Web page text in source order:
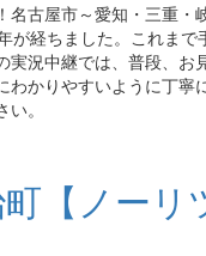
名古屋市～愛知・三重
が経ちました。これま
実況中継では、普段、
わかりやすいように丁
。
【ノーリ